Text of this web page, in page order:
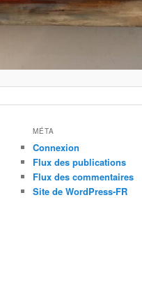
MÉTA
Connexion
Flux des publications
Flux des commentaires
Site de WordPress-FR